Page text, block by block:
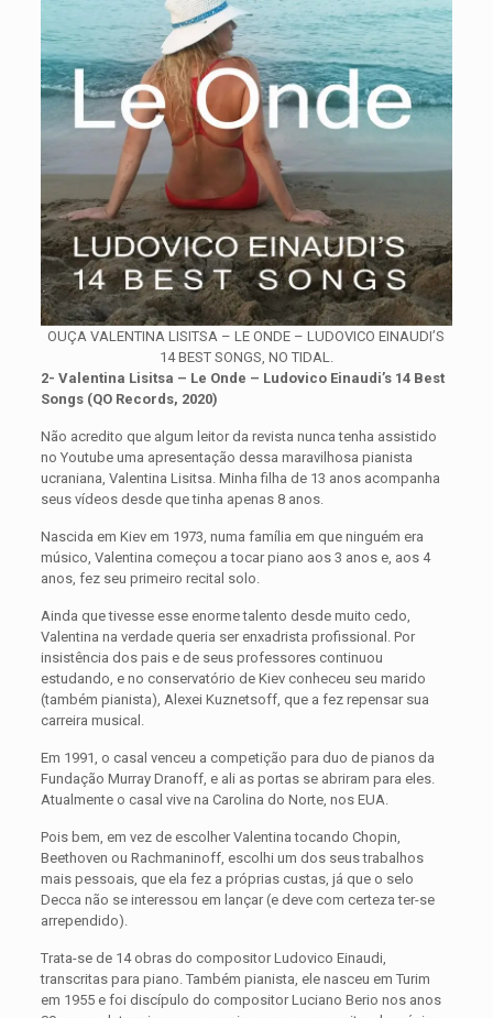
OUÇA VALENTINA LISITSA – LE ONDE – LUDOVICO EINAUDI’S
14 BEST SONGS, NO TIDAL.
2- Valentina Lisitsa – Le Onde – Ludovico Einaudi’s 14 Best
Songs (QO Records, 2020)
Não acredito que algum leitor da revista nunca tenha assistido
no Youtube uma apresentação dessa maravilhosa pianista
ucraniana, Valentina Lisitsa. Minha filha de 13 anos acompanha
seus vídeos desde que tinha apenas 8 anos.
Nascida em Kiev em 1973, numa família em que ninguém era
músico, Valentina começou a tocar piano aos 3 anos e, aos 4
anos, fez seu primeiro recital solo.
Ainda que tivesse esse enorme talento desde muito cedo,
Valentina na verdade queria ser enxadrista profissional. Por
insistência dos pais e de seus professores continuou
estudando, e no conservatório de Kiev conheceu seu marido
(também pianista), Alexei Kuznetsoff, que a fez repensar sua
carreira musical.
Em 1991, o casal venceu a competição para duo de pianos da
Fundação Murray Dranoff, e ali as portas se abriram para eles.
Atualmente o casal vive na Carolina do Norte, nos EUA.
Pois bem, em vez de escolher Valentina tocando Chopin,
Beethoven ou Rachmaninoff, escolhi um dos seus trabalhos
mais pessoais, que ela fez a próprias custas, já que o selo
Decca não se interessou em lançar (e deve com certeza ter-se
arrependido).
Trata-se de 14 obras do compositor Ludovico Einaudi,
transcritas para piano. Também pianista, ele nasceu em Turim
em 1955 e foi discípulo do compositor Luciano Berio nos anos